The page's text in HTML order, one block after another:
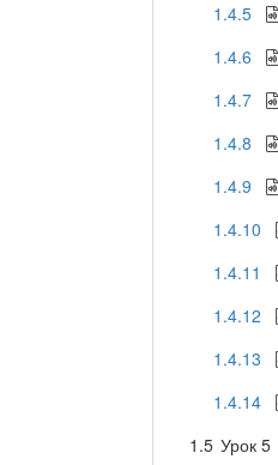
1.4.5
1.4.6
1.4.7
1.4.8
1.4.9
1.4.10
1.4.11
1.4.12
1.4.13
1.4.14
1.5 Урок 5